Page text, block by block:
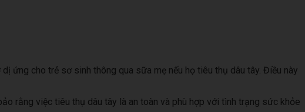
ứng cho trẻ sơ sinh thông qua sữa mẹ nếu họ tiêu thụ dâu tây. Điều này
rằng việc tiêu thụ dâu tây là an toàn và phù hợp với tình trạng sức khỏe